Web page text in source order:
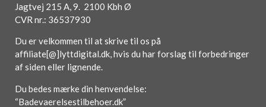
Jagtvej 215 A, 9. 2100 Kbh Ø
CVR nr.: 36537930
Du er velkommen til at skrive til os på
affiliate[@]lyttdigital.dk, hvis du har forslag til forbedringer
af siden eller lignende.
Du bedes mærke din henvendelse:
“Badevaerelsestilbehoer.dk”